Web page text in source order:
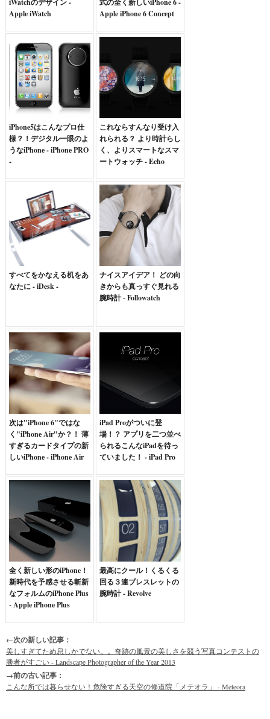
iWatchのデザイン -
Apple iWatch
式の全く新しいiPhone 6 -
Apple iPhone 6 Concept
iPhone5はこんなプロ仕
様？！デジタル一眼のよ
うなiPhone - iPhone PRO
-
これならすんなり受け入
れられる？ より時計らし
く、よりスマートなスマ
ートウォッチ - Echo
すべてをかなえる机をあ
なたに - iDesk -
ナイスアイデア！ どの向
きからも真っすぐ見れる
腕時計 - Followatch
次は"iPhone 6"ではな
く"iPhone Air"か？！ 薄
すぎるカードタイプの新
しいiPhone - iPhone Air
iPad Proがついに登
場！？ アプリを二つ並べ
られるこんなiPadを待っ
ていました！ - iPad Pro
全く新しい形のiPhone！
新時代を予感させる斬新
なフォルムのiPhone Plus
- Apple iPhone Plus
最高にクール！くるくる
回る３連ブレスレットの
腕時計 - Revolve
←次の新しい記事：
美しすぎてため息しかでない。。奇跡の風景の美しさを競う写真コンテストの
勝者がすごい - Landscape Photographer of the Year 2013
→前の古い記事：
こんな所では暮らせない！危険すぎる天空の修道院「メテオラ」 - Meteora